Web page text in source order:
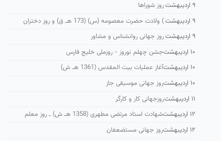
۹ اردیبهشت
روز شوراها
۹ اردیبهشت
) ولادت حضرت معصومه (س) (173 هـ ق) و روز دختران
۹ اردیبهشت
روز جهانی روانشناس و مشاور
۱۰ اردیبهشت
جشن چهلم نوروز - روزملی خلیج فارس
۱۰ اردیبهشت
آغاز عملیات بیت المقدس (1361 هـ ش)
۱۰ اردیبهشت
روز جهانی موسیقی جاز
۱۱ اردیبهشت
روزجهانی کار و کارگر
۱۲ اردیبهشت
شهادت استاد مرتضی مطهری (1358 هـ ش) ـ روز معلم
۱۲ اردیبهشت
روز جهانی مستضعفان